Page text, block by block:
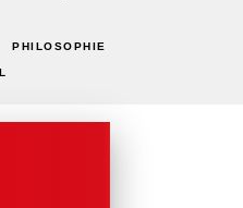
PHILOSOPHIE